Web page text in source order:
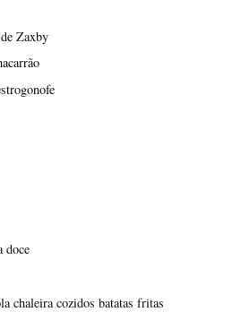
Zaxby
doce
chaleira cozidos batatas fritas